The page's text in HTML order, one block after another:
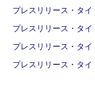
プレスリリース・タ
プレスリリース・タ
プレスリリース・タ
プレスリリース・タ